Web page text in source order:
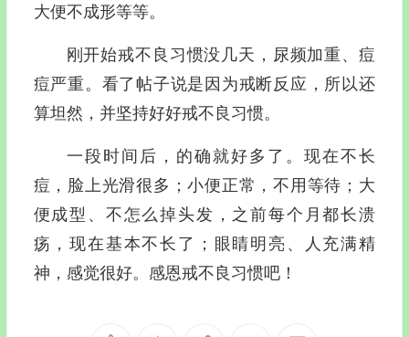
大便不成形等等。
刚开始戒不良习惯没几天，尿频加重、痘
痘严重。看了帖子说是因为戒断反应，所以还
算坦然，并坚持好好戒不良习惯。
一段时间后，的确就好多了。现在不长
痘，脸上光滑很多；小便正常，不用等待；大
便成型、不怎么掉头发，之前每个月都长溃
疡，现在基本不长了；眼睛明亮、人充满精
神，感觉很好。感恩戒不良习惯吧！